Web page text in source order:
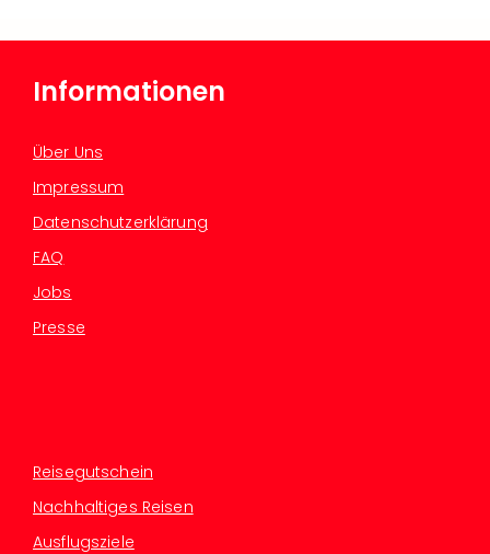
Informationen
Über Uns
Impressum
Datenschutzerklärung
FAQ
Jobs
Presse
Reisegutschein
Nachhaltiges Reisen
Ausflugsziele